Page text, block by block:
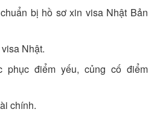
bị hồ sơ xin visa Nhật Bản
Nhật.
phục điểm yếu, củng cố điểm
chính.